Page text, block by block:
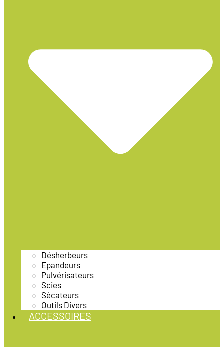
Désherbeurs
Epandeurs
Pulvérisateurs
Scies
Sécateurs
Outils Divers
ACCESSOIRES